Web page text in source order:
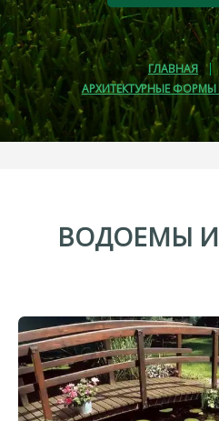
ГЛАВНАЯ
АРХИТЕКТУРНЫЕ
ВОДОЕМЫ И